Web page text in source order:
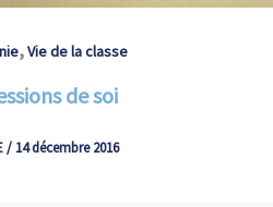
,Vie de la classe
de soi
/ 14 décembre 2016